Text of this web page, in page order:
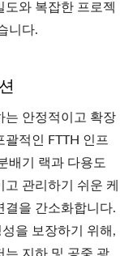
도와 복잡한 프로젝
니다.
는 안정적이고 확장
적인 FTTH 인프
배기 랙과 다용도
관리하기 쉬운 케
결을 간소화합니다.
을 보장하기 위해,